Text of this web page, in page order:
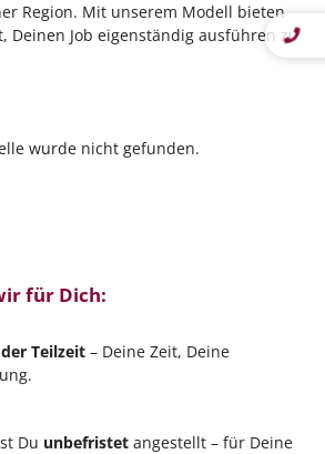
Region. Mit unserem Modell bieten
Deinen Job eigenständig ausführen zu
wurde nicht gefunden.
für Dich:
Teilzeit – Deine Zeit, Deine
Du unbefristet angestellt – für Deine